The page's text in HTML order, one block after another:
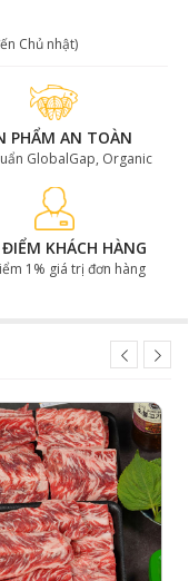
Chủ nhật)
PHẨM AN TOÀN
GlobalGap, Organic
KHÁCH HÀNG
1% giá trị đơn hàng